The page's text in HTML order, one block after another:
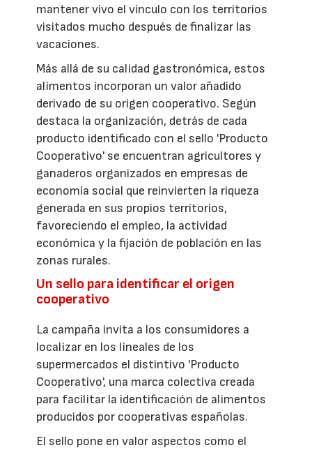
mantener vivo el vínculo con los territorios
visitados mucho después de finalizar las
vacaciones.
Más allá de su calidad gastronómica, estos
alimentos incorporan un valor añadido
derivado de su origen cooperativo. Según
destaca la organización, detrás de cada
producto identificado con el sello 'Producto
Cooperativo' se encuentran agricultores y
ganaderos organizados en empresas de
economía social que reinvierten la riqueza
generada en sus propios territorios,
favoreciendo el empleo, la actividad
económica y la fijación de población en las
zonas rurales.
Un sello para identificar el origen
cooperativo
La campaña invita a los consumidores a
localizar en los lineales de los
supermercados el distintivo 'Producto
Cooperativo', una marca colectiva creada
para facilitar la identificación de alimentos
producidos por cooperativas españolas.
El sello pone en valor aspectos como el